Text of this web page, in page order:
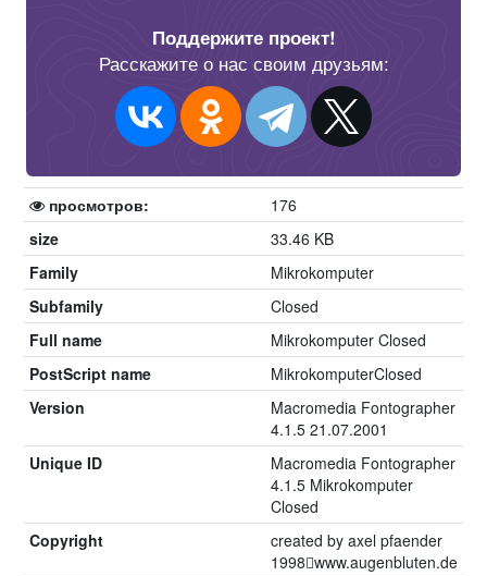
Поддержите проект!
Расскажите о нас своим друзьям:
просмотров:
176
size
33.46 KB
Family
Mikrokomputer
Subfamily
Closed
Full name
Mikrokomputer Closed
PostScript name
MikrokomputerClosed
Version
Macromedia Fontographer
4.1.5 21.07.2001
Unique ID
Macromedia Fontographer
4.1.5 Mikrokomputer
Closed
Copyright
created by axel pfaender
1998￿www.augenbluten.de